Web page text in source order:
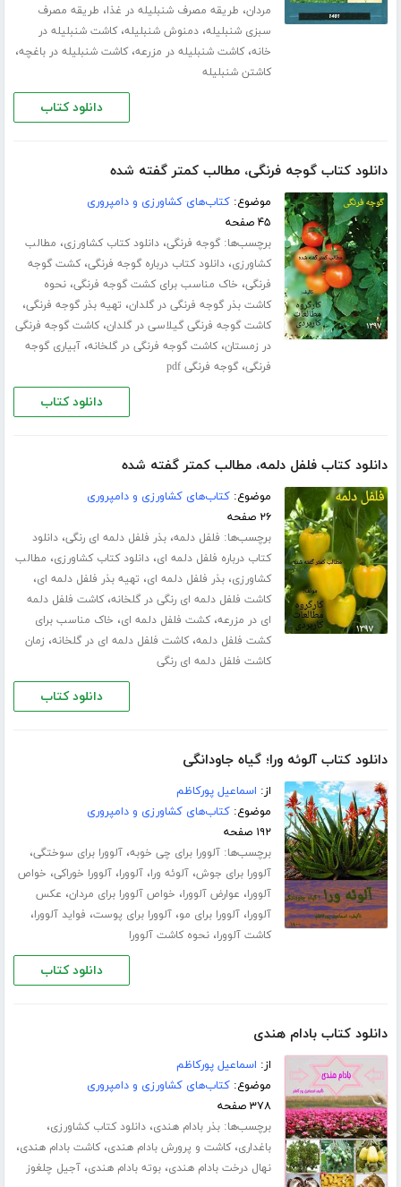
مردان، طریقه مصرف شنبلیله در غذا، طریقه مصرف
سبزی شنبلیله،دمنوش شنبلیله،کاشت شنبلیله در
خانه،کاشت شنبلیله در مزرعه،کاشت شنبلیله در باغچه،
کاشتن شنبلیله
دانلود کتاب
دانلود کتاب گوجه فرنگی، مطالب کمتر گفته شده
موضوع:کتاب‌های کشاورزی و دامپروری
۴۵ صفحه
برچسب‌ها:گوجه فرنگی،دانلود کتاب کشاورزی، مطالب
کشاورزی،دانلود کتاب درباره گوجه فرنگی،کشت گوجه
فرنگی، خاک مناسب برای کشت گوجه فرنگی،نحوه
کاشت بذر گوجه فرنگی در گلدان، تهیه بذر گوجه فرنگی،
کاشت گوجه فرنگی گیلاسی در گلدان،کاشت گوجه فرنگی
در زمستان،کاشت گوجه فرنگی در گلخانه،آبیاری گوجه
فرنگی،گوجه فرنگی pdf
دانلود کتاب
دانلود کتاب فلفل دلمه، مطالب کمتر گفته شده
موضوع:کتاب‌های کشاورزی و دامپروری
۲۶ صفحه
برچسب‌ها: فلفل دلمه،بذر فلفل دلمه ای رنگی،دانلود
کتاب درباره فلفل دلمه ای،دانلود کتاب کشاورزی، مطالب
کشاورزی،بذر فلفل دلمه ای، تهیه بذر فلفل دلمه ای،
کاشت فلفل دلمه ای رنگی در گلخانه،کاشت فلفل دلمه
ای در مزرعه،کشت فلفل دلمه ای، خاک مناسب برای
کشت فلفل دلمه،کاشت فلفل دلمه ای در گلخانه، زمان
کاشت فلفل دلمه ای رنگی
دانلود کتاب
دانلود کتاب آلوئه ورا؛ گیاه جاودانگی
از: اسماعیل پورکاظم
موضوع:کتاب‌های کشاورزی و دامپروری
۱۹۲ صفحه
برچسب‌ها:آلوورا برای چی خوبه،آلوورا برای سوختگی،
آلوورا برای جوش،آلوئه ورا،آلوورا،آلوورا خوراکی، خواص
آلوورا، عوارض آلوورا، خواص آلوورا برای مردان، عکس
آلوورا،آلوورا برای مو،آلوورا برای پوست، فواید آلوورا،
کاشت آلوورا،نحوه کاشت آلوورا
دانلود کتاب
دانلود کتاب بادام هندی
از: اسماعیل پورکاظم
موضوع:کتاب‌های کشاورزی و دامپروری
۳۷۸ صفحه
برچسب‌ها:بذر بادام هندی،دانلود کتاب کشاورزی،
باغداری،کاشت و پرورش بادام هندی،کاشت بادام هندی،
نهال درخت بادام هندی،بوته بادام هندی،آجیل چلغوز